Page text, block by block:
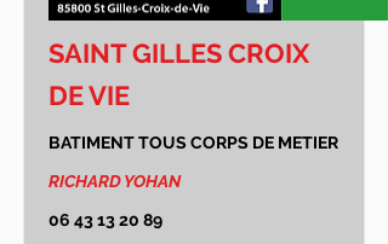
SAINT GILLES CROIX
DE VIE
BATIMENT TOUS CORPS DE METIER
RICHARD YOHAN
06 43 13 20 89